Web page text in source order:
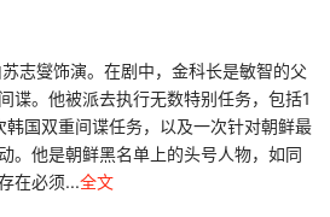
志燮饰演。在剧中，金科长是敏智的父
谍。他被派去执行无数特别任务，包括1
韩国双重间谍任务，以及一次针对朝鲜最
。他是朝鲜黑名单上的头号人物，如同
在必须...全文